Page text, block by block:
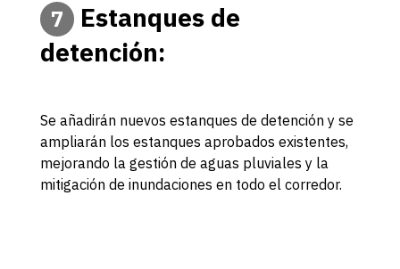
7
Estanques de
detención:
Se añadirán nuevos estanques de detención y se
ampliarán los estanques aprobados existentes,
mejorando la gestión de aguas pluviales y la
mitigación de inundaciones en todo el corredor.